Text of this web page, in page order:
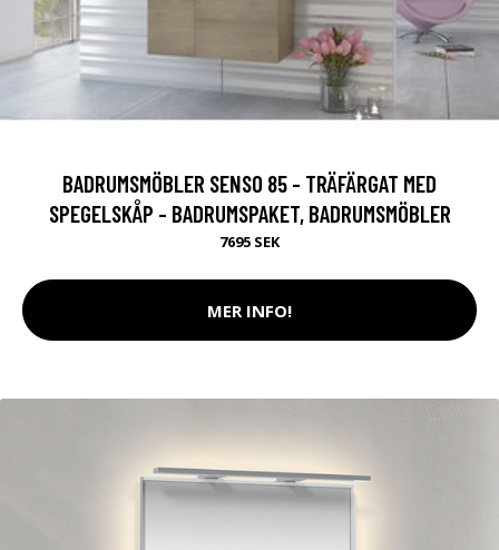
BADRUMSMÖBLER SENSO 85 - TRÄFÄRGAT MED
SPEGELSKÅP - BADRUMSPAKET, BADRUMSMÖBLER
7695 SEK
MER INFO!